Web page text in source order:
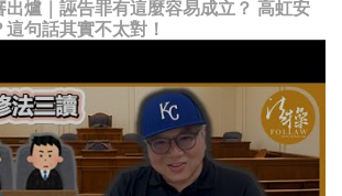
出爐｜誣告罪有這麼容易成立？ 高虹安
句話其實不太對！